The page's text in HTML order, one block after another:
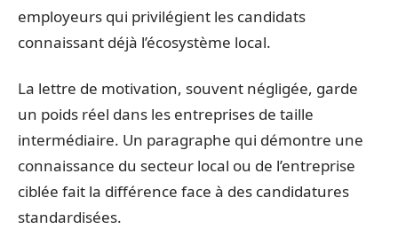
employeurs qui privilégient les candidats
connaissant déjà l’écosystème local.
La lettre de motivation, souvent négligée, garde
un poids réel dans les entreprises de taille
intermédiaire. Un paragraphe qui démontre une
connaissance du secteur local ou de l’entreprise
ciblée fait la différence face à des candidatures
standardisées.